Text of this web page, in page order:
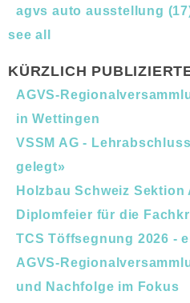
agvs auto ausstellung
see all
KÜRZLICH
AGVS-
in Wettingen
VSSM AG -
gelegt»
Holzbau Schweiz
Diplomfeier für die
TCS Töffsegnung 2026 -
AGVS-
und Nachfolge im Fokus